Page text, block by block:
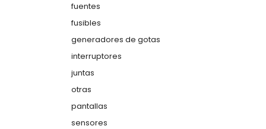
fuentes
fusibles
generadores de gotas
interruptores
juntas
otras
pantallas
sensores